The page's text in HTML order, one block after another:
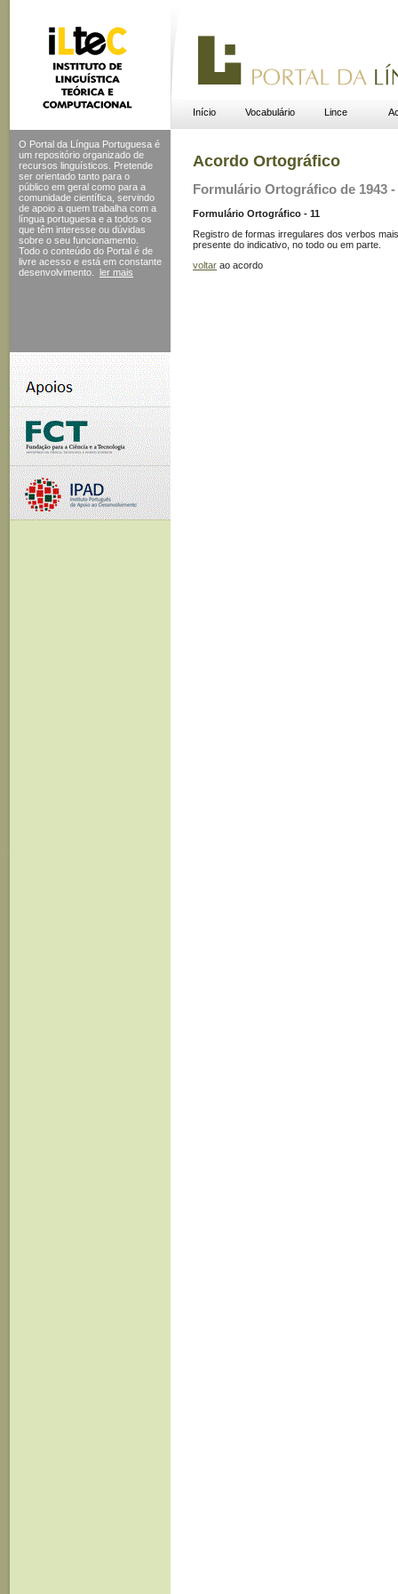
Início Vocabulário Lince
O Portal da Língua Portuguesa é
um repositório organizado de
recursos linguísticos. Pretende
ser orientado tanto para o
público em geral como para a
comunidade científica, servindo
de apoio a quem trabalha com a
língua portuguesa e a todos os
que têm interesse ou dúvidas
sobre o seu funcionamento.
Todo o conteúdo do Portal é de
livre acesso e está em constante
desenvolvimento.
ler mais
Acordo Ortográfico
Formulário Ortográfico de 1943
Formulário Ortográfico - 11
Registro de formas irregulares dos verbos
presente do indicativo, no todo ou em parte.
voltar ao acordo